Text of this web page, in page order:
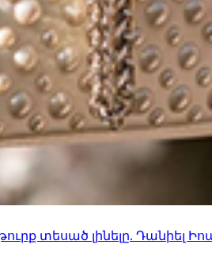
տեսած լինելը. Դանիել